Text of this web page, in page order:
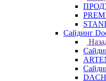
Сайдинг